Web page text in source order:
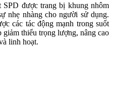
được trang bị khung nhôm
nhẹ nhàng cho người sử dụng.
các tác động mạnh trong suốt
thiểu trọng lượng, nâng cao
linh hoạt.